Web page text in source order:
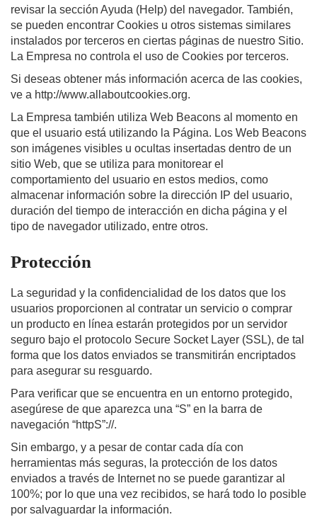
revisar la sección Ayuda (Help) del navegador. También,
se pueden encontrar Cookies u otros sistemas similares
instalados por terceros en ciertas páginas de nuestro Sitio.
La Empresa no controla el uso de Cookies por terceros.
Si deseas obtener más información acerca de las cookies,
ve a http://www.allaboutcookies.org.
La Empresa también utiliza Web Beacons al momento en
que el usuario está utilizando la Página. Los Web Beacons
son imágenes visibles u ocultas insertadas dentro de un
sitio Web, que se utiliza para monitorear el
comportamiento del usuario en estos medios, como
almacenar información sobre la dirección IP del usuario,
duración del tiempo de interacción en dicha página y el
tipo de navegador utilizado, entre otros.
Protección
La seguridad y la confidencialidad de los datos que los
usuarios proporcionen al contratar un servicio o comprar
un producto en línea estarán protegidos por un servidor
seguro bajo el protocolo Secure Socket Layer (SSL), de tal
forma que los datos enviados se transmitirán encriptados
para asegurar su resguardo.
Para verificar que se encuentra en un entorno protegido,
asegúrese de que aparezca una “S” en la barra de
navegación “httpS”://.
Sin embargo, y a pesar de contar cada día con
herramientas más seguras, la protección de los datos
enviados a través de Internet no se puede garantizar al
100%; por lo que una vez recibidos, se hará todo lo posible
por salvaguardar la información.